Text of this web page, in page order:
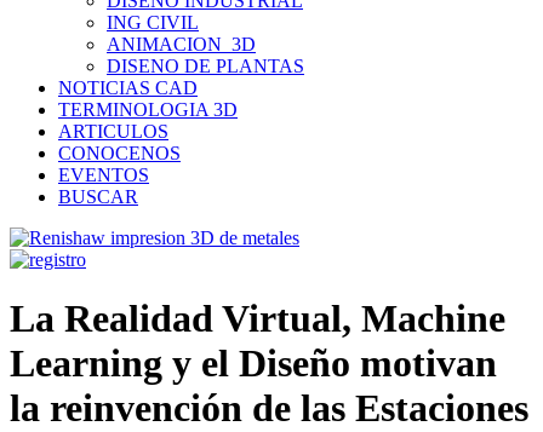
ING CIVIL
ANIMACION_3D
DISENO DE PLANTAS
NOTICIAS CAD
TERMINOLOGIA 3D
ARTICULOS
CONOCENOS
EVENTOS
BUSCAR
La Realidad Virtual, Machine
Learning y el Diseño motivan
la reinvención de las Estaciones